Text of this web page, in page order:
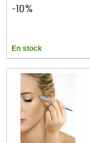
-10%
En stock